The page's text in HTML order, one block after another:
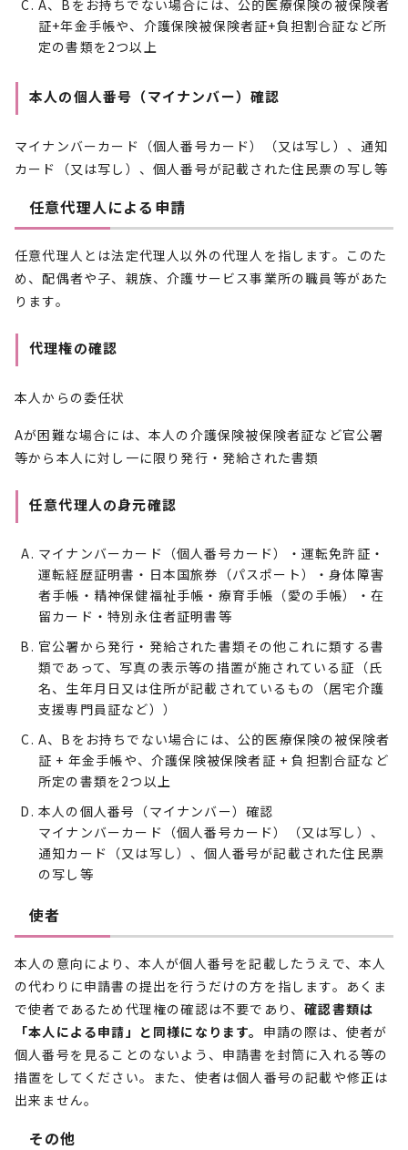
A、Bをお持ちでない場合には、公的医療保険の被保険者
証+年金手帳や、介護保険被保険者証+負担割合証など所
定の書類を2つ以上
本人の個人番号（マイナンバー）確認
マイナンバーカード（個人番号カード）（又は写し）、通知
カード（又は写し）、個人番号が記載された住民票の写し等
任意代理人による申請
任意代理人とは法定代理人以外の代理人を指します。このた
め、配偶者や子、親族、介護サービス事業所の職員等があた
ります。
代理権の確認
本人からの委任状
Aが困難な場合には、本人の介護保険被保険者証など官公署
等から本人に対し一に限り発行・発給された書類
任意代理人の身元確認
マイナンバーカード（個人番号カード）・運転免許証・
運転経歴証明書・日本国旅券（パスポート）・身体障害
者手帳・精神保健福祉手帳・療育手帳（愛の手帳）・在
留カード・特別永住者証明書等
官公署から発行・発給された書類その他これに類する書
類であって、写真の表示等の措置が施されている証（氏
名、生年月日又は住所が記載されているもの（居宅介護
支援専門員証など））
A、Bをお持ちでない場合には、公的医療保険の被保険者
証 + 年金手帳や、介護保険被保険者証 + 負担割合証など
所定の書類を2つ以上
本人の個人番号（マイナンバー）確認
マイナンバーカード（個人番号カード）（又は写し）、
通知カード（又は写し）、個人番号が記載された住民票
の写し等
使者
本人の意向により、本人が個人番号を記載したうえで、本人
の代わりに申請書の提出を行うだけの方を指します。あくま
で使者であるため代理権の確認は不要であり、確認書類は
「本人による申請」と同様になります。 申請の際は、使者が
個人番号を見ることのないよう、申請書を封筒に入れる等の
措置をしてください。また、使者は個人番号の記載や修正は
出来ません。
その他